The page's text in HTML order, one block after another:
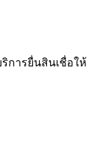
การยื่นสินเชื่อให้